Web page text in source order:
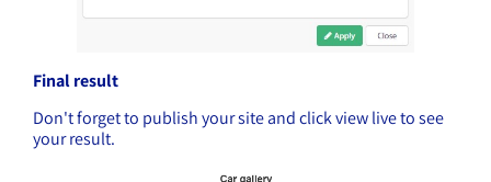
Final result
Don't forget to publish your site and click view live to see
your result.